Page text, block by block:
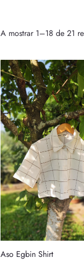
Aso Egbin Shirt